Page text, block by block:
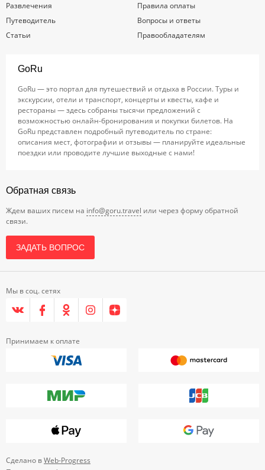
Развлечения
Путеводитель
Статьи
Правила оплаты
Вопросы и ответы
Правообладателям
GoRu
GoRu — это портал для путешествий и отдыха в России. Туры и
экскурсии, отели и транспорт, концерты и квесты, кафе и
рестораны — здесь собраны тысячи предложений с
возможностью онлайн-бронирования и покупки билетов. На
GoRu представлен подробный путеводитель по стране:
описания мест, фотографии и отзывы — планируйте идеальные
поездки или проводите лучшие выходные с нами!
Обратная связь
Ждем ваших писем на info@goru.travel или через форму обратной
связи.
ЗАДАТЬ ВОПРОС
Мы в соц. сетях
Принимаем к оплате
Сделано вWeb-Progress